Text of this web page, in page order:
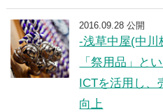
2016.09.28 公開
-浅草中屋(中川
「祭用品」と
ICTを活用し
向上